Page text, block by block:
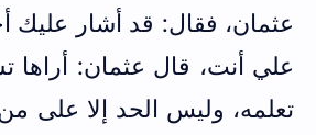
عثمان، فقال: قد أشار عليك
علي أنت، قال عثمان: أراها
تعلمه، وليس الحد إلا على